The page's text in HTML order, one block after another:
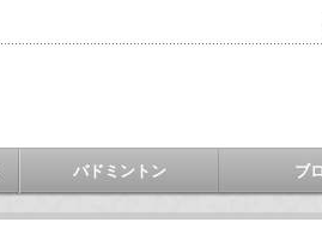
バドミントン ブ